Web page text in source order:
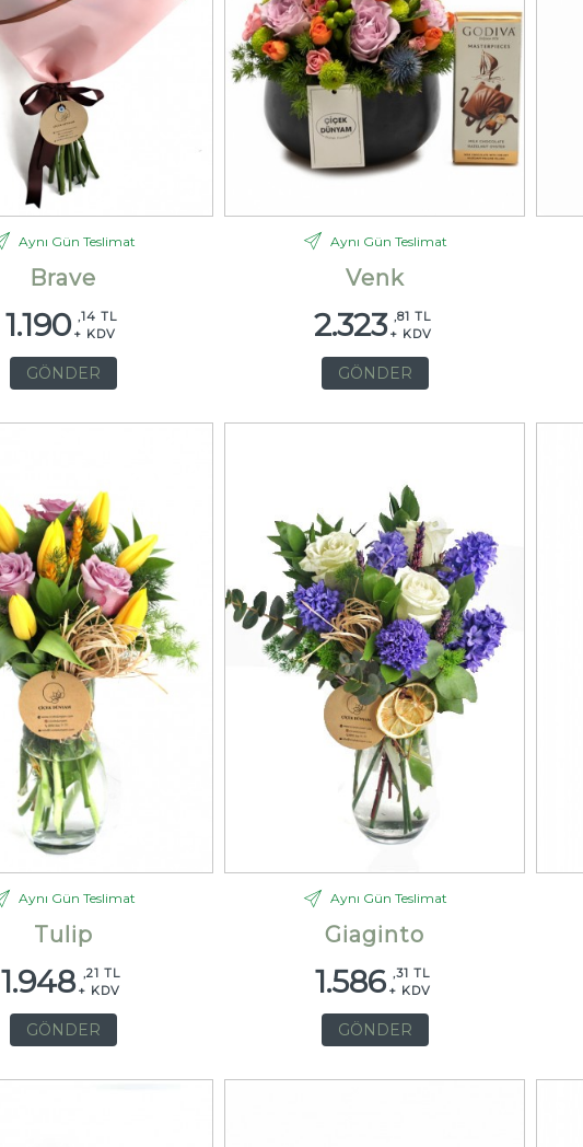
Aynı Gün Teslimat
Brave
1.190 ,14 TL
+ KDV
GÖNDER
Aynı Gün Teslimat
Venk
2.323 ,81 TL
+ KDV
GÖNDER
Aynı Gün Teslimat
Tulip
1.948 ,21 TL
+ KDV
GÖNDER
Aynı Gün Teslimat
Giaginto
1.586 ,31 TL
+ KDV
GÖNDER